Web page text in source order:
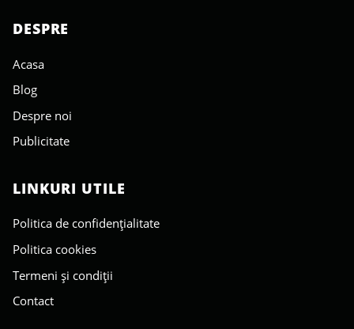
DESPRE
Acasa
Blog
Despre noi
Publicitate
LINKURI UTILE
Politica de confidențialitate
Politica cookies
Termeni și condiții
Contact